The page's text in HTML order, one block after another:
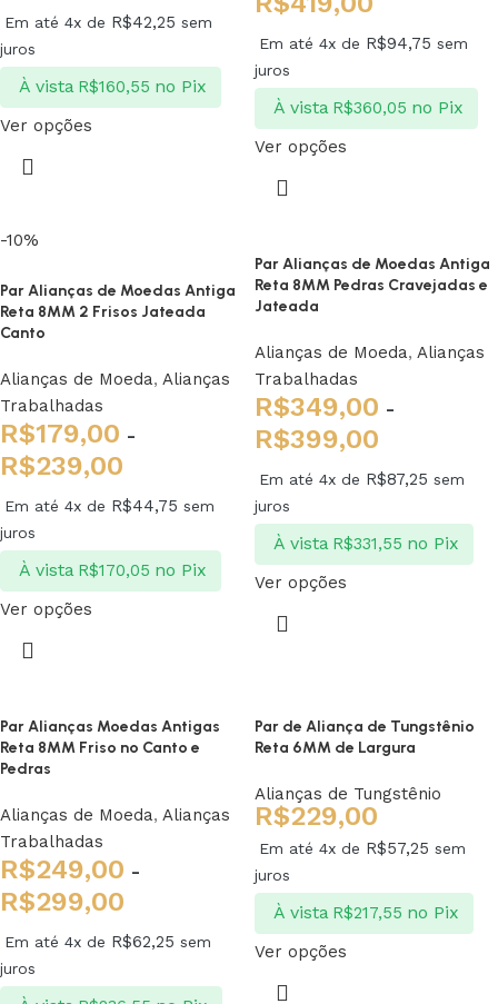
Em até 4x de R$42,25 sem
juros
À vista R$160,55 no Pix
Ver opções
Em até 4x de R$94,75 sem
juros
À vista R$360,05 no Pix
Ver opções
-10%
Par Alianças de Moedas Antiga
Reta 8MM 2 Frisos Jateada
Canto
Alianças de Moeda, Alianças
Trabalhadas
R$179,00 -
R$239,00
Em até 4x de R$44,75 sem
juros
À vista R$170,05 no Pix
Ver opções
Par Alianças de Moedas Antiga
Reta 8MM Pedras Cravejadas e
Jateada
Alianças de Moeda, Alianças
Trabalhadas
R$349,00 -
R$399,00
Em até 4x de R$87,25 sem
juros
À vista R$331,55 no Pix
Ver opções
Par Alianças Moedas Antigas
Reta 8MM Friso no Canto e
Pedras
Alianças de Moeda, Alianças
Trabalhadas
R$249,00 -
R$299,00
Em até 4x de R$62,25 sem
juros
Par de Aliança de Tungstênio
Reta 6MM de Largura
Alianças de Tungstênio
R$229,00
Em até 4x de R$57,25 sem
juros
À vista R$217,55 no Pix
Ver opções